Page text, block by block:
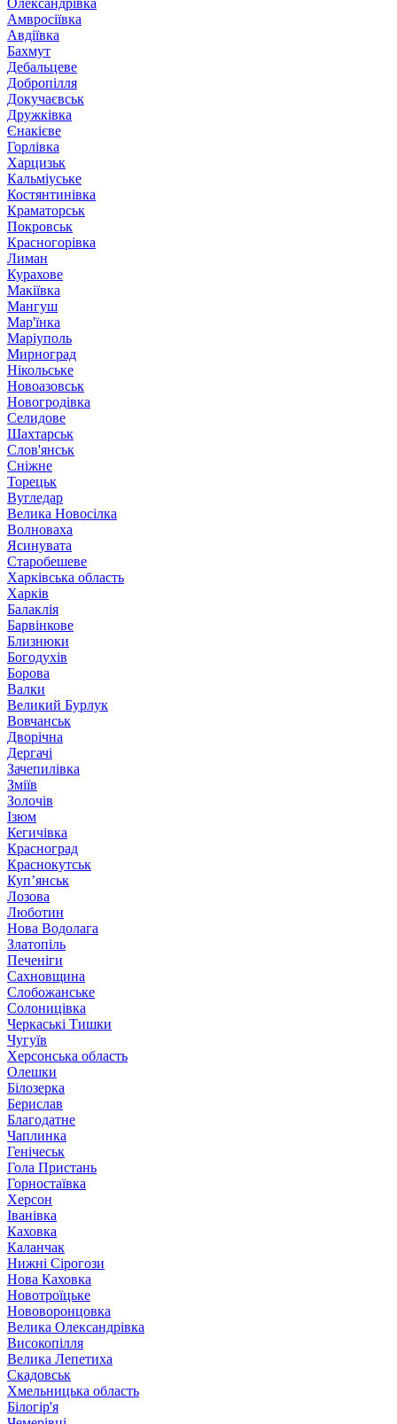
Олександрівка
Амвросіївка
Авдіївка
Бахмут
Дебальцеве
Добропілля
Докучаєвськ
Дружківка
Єнакієве
Горлівка
Харцизьк
Кальміуське
Костянтинівка
Краматорськ
Покровськ
Красногорівка
Лиман
Курахове
Макіївка
Мангуш
Мар'їнка
Маріуполь
Мирноград
Нікольське
Новоазовськ
Новогродівка
Селидове
Шахтарськ
Слов'янськ
Сніжне
Торецьк
Вугледар
Велика Новосілка
Волноваха
Ясинувата
Старобешеве
Харківська область
Харків
Балаклія
Барвінкове
Близнюки
Богодухів
Борова
Валки
Великий Бурлук
Вовчанськ
Дворічна
Дергачі
Зачепилівка
Зміїв
Золочів
Ізюм
Кегичівка
Красноград
Краснокутськ
Куп’янськ
Лозова
Люботин
Нова Водолага
Златопіль
Печеніги
Сахновщина
Слобожанське
Солоницівка
Черкаські Тишки
Чугуїв
Херсонська область
Олешки
Білозерка
Берислав
Благодатне
Чаплинка
Генічеськ
Гола Пристань
Горностаївка
Херсон
Іванівка
Каховка
Каланчак
Нижні Сірогози
Нова Каховка
Новотроїцьке
Нововоронцовка
Велика Олександрівка
Високопілля
Велика Лепетиха
Скадовськ
Хмельницька область
Білогір'я